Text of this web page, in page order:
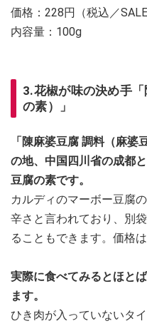
価格：228円（税込／SALE
内容量：100g
3.花椒が味の決め手
の素）」
「陳麻婆豆腐 調料（麻
の地、中国四川省の成都
豆腐の素です。
カルディのマーボー豆腐
辛さと言われており、別
ることもできます。価格
実際に食べてみるとほと
ます。
ひき肉が入っていないタ